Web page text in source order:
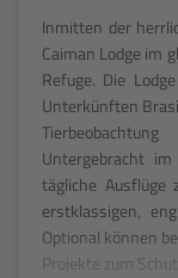
Inmitten der
Caiman Lodge im
Refuge. Die
Unterkünften
Untergebracht
tägliche Ausflüge
erstklassigen,
Optional können
Projekte zum